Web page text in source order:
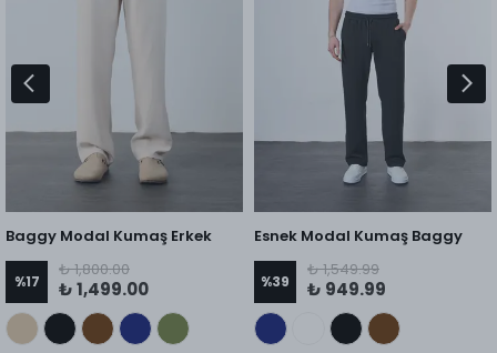
Baggy Modal Kumaş Erkek
Pantolon
%17
₺ 1,800.00
₺ 1,499.00
Esnek Modal Kumaş Baggy
Pantolon
%39
₺ 1,549.99
₺ 949.99